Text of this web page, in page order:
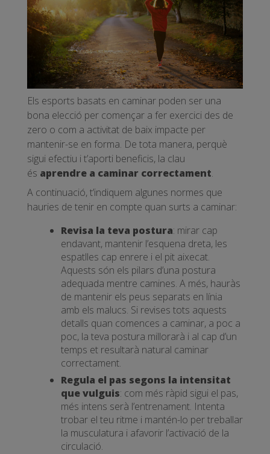
Els esports basats en caminar poden ser una
bona elecció per començar a fer exercici des de
zero o com a activitat de baix impacte per
mantenir-se en forma. De tota manera, perquè
sigui efectiu i t’aporti beneficis, la clau
és aprendre a caminar correctament.
A continuació, t’indiquem algunes normes que
hauries de tenir en compte quan surts a caminar:
Revisa la teva postura: mirar cap
endavant, mantenir l’esquena dreta, les
espatlles cap enrere i el pit aixecat.
Aquests són els pilars d’una postura
adequada mentre camines. A més, hauràs
de mantenir els peus separats en línia
amb els malucs. Si revises tots aquests
detalls quan comences a caminar, a poc a
poc, la teva postura millorarà i al cap d’un
temps et resultarà natural caminar
correctament.
Regula el pas segons la intensitat
que vulguis: com més ràpid sigui el pas,
més intens serà l’entrenament. Intenta
trobar el teu ritme i mantén-lo per treballar
la musculatura i afavorir l’activació de la
circulació.